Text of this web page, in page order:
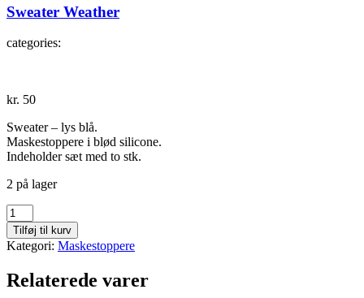
Sweater Weather
categories:
kr. 50
Sweater – lys blå.
Maskestoppere i blød silicone.
Indeholder sæt med to stk.
2 på lager
Sweater
Weather
antal
Tilføj til kurv
Kategori: Maskestoppere
Relaterede varer